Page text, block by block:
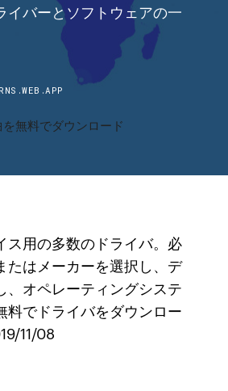
イバーとソフトウェアの一
無料でダウンロード
ス用の多数のドライバ。必
たはメーカーを選択し、デ
、オペレーティングシステ
料でドライバをダウンロー
11/08